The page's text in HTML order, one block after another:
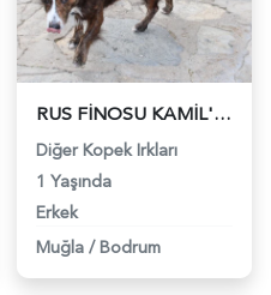
RUS FİNOSU KAMİL'E EŞ ARIYORUZ - 118982055
Diğer Kopek Irkları
1 Yaşında
Erkek
Muğla / Bodrum